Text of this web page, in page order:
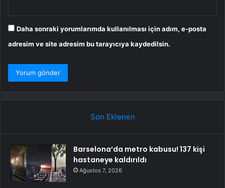
Daha sonraki yorumlarımda kullanılması için adım, e-posta
adresim ve site adresim bu tarayıcıya kaydedilsin.
Son Eklenen
Barselona’da metro kabusu! 137 kişi
hastaneye kaldırıldı
Ağustos 7, 2026